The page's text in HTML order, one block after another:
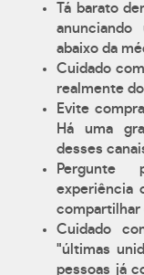
Tá barato
abaixo da
Cuidado
realmente
Evite
Há uma
desses
Pergunte
experiência
compartilhar
Cuidado
"últimas
pessoas já